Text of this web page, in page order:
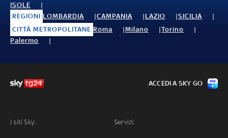
ISOLE
REGIONI LOMBARDIA CAMPANIA LAZIO
SICILIA
CITTÀ METROPOLITANE Roma Milano
Torino
Palermo
I siti Sky: Servizi:
ACCEDI A SKY GO